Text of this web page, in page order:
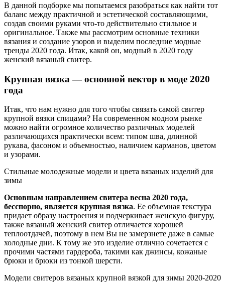
В данной подборке мы попытаемся разобраться как найти тот
баланс между практичной и эстетической составляющими,
создав своими руками что-то действительно стильное и
оригинальное. Также мы рассмотрим основные техники
вязания и создание узоров и выделим последние модные
тренды 2020 года. Итак, какой он, модный в 2020 году
женский вязаный свитер.
Крупная вязка — основной вектор в моде 2020
года
Итак, что нам нужно для того чтобы связать самой свитер
крупной вязки спицами? На современном модном рынке
можно найти огромное количество различных моделей
различающихся практически всем: типом шва, длинной
рукава, фасоном и объемностью, наличием карманов, цветом
и узорами.
Стильные молодежные модели и цвета вязаных изделий для
зимы
Основным направлением свитера весна 2020 года,
бесспорно, является крупная вязка. Ее объемная текстура
придает образу настроения и подчеркивает женскую фигуру,
также вязаный женский свитер отличается хорошей
теплоотдачей, поэтому в нем Вы не замерзнете даже в самые
холодные дни. К тому же это изделие отлично сочетается с
прочими частями гардероба, такими как джинсы, кожаные
брюки и брюки из тонкой шерсти.
Модели свитеров вязаных крупной вязкой для зимы 2020-2020